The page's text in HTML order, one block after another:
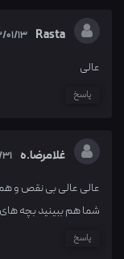
Rasta
01/13
عالی
پاسخ
غلامرضا.ه
عالی عالی بی نقص و
شما هم ببینید بچه
پاسخ